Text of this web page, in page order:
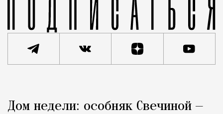
Город
Дом недели: особняк Свечиной —